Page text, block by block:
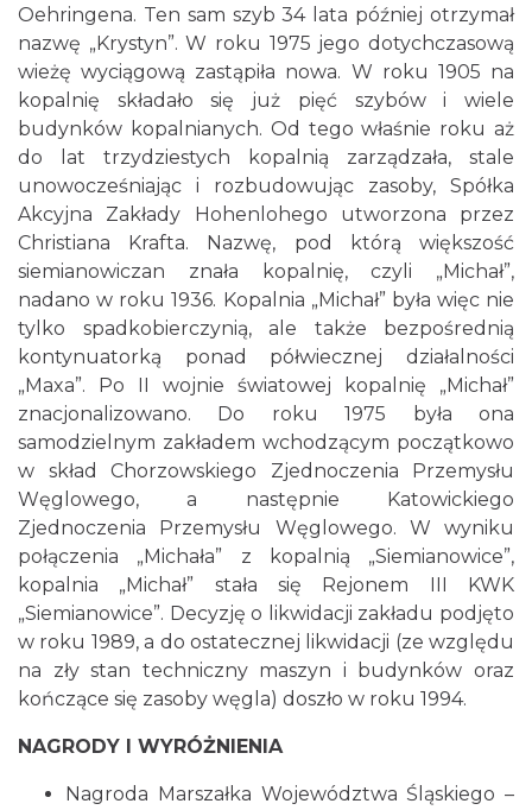
Oehringena. Ten sam szyb 34 lata później otrzymał
nazwę „Krystyn”. W roku 1975 jego dotychczasową
wieżę wyciągową zastąpiła nowa. W roku 1905 na
kopalnię składało się już pięć szybów i wiele
budynków kopalnianych. Od tego właśnie roku aż
do lat trzydziestych kopalnią zarządzała, stale
unowocześniając i rozbudowując zasoby, Spółka
Akcyjna Zakłady Hohenlohego utworzona przez
Christiana Krafta. Nazwę, pod którą większość
siemianowiczan znała kopalnię, czyli „Michał”,
nadano w roku 1936. Kopalnia „Michał” była więc nie
tylko spadkobierczynią, ale także bezpośrednią
kontynuatorką ponad półwiecznej działalności
„Maxa”. Po II wojnie światowej kopalnię „Michał”
znacjonalizowano. Do roku 1975 była ona
samodzielnym zakładem wchodzącym początkowo
w skład Chorzowskiego Zjednoczenia Przemysłu
Węglowego, a następnie Katowickiego
Zjednoczenia Przemysłu Węglowego. W wyniku
połączenia „Michała” z kopalnią „Siemianowice”,
kopalnia „Michał” stała się Rejonem III KWK
„Siemianowice”. Decyzję o likwidacji zakładu podjęto
w roku 1989, a do ostatecznej likwidacji (ze względu
na zły stan techniczny maszyn i budynków oraz
kończące się zasoby węgla) doszło w roku 1994.
NAGRODY I WYRÓŻNIENIA
Nagroda Marszałka Województwa Śląskiego –